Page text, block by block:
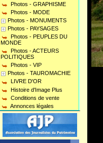
Photos - GRAPHISME
Photos - MODE
Photos - MONUMENTS
Photos - PAYSAGES
Photos - PEUPLES DU
MONDE
Photos - ACTEURS
POLITIQUES
Photos - VIP
Photos - TAUROMACHIE
LIVRE D'OR
Histoire d'Image Plus
Conditions de vente
Annonces légales